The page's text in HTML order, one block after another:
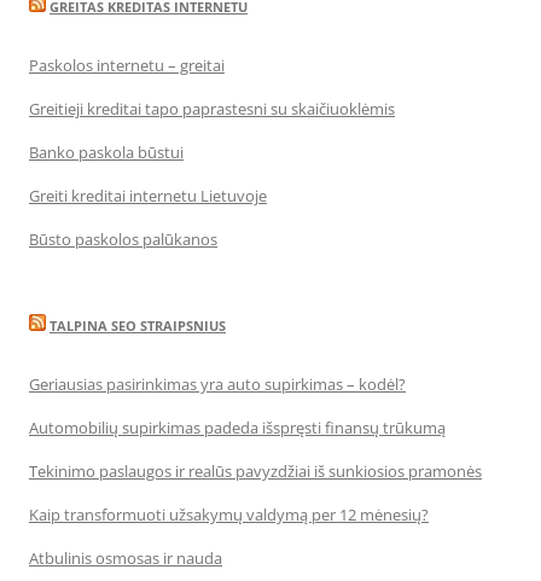
GREITAS KREDITAS INTERNETU
Paskolos internetu – greitai
Greitieji kreditai tapo paprastesni su skaičiuoklėmis
Banko paskola būstui
Greiti kreditai internetu Lietuvoje
Būsto paskolos palūkanos
TALPINA SEO STRAIPSNIUS
Geriausias pasirinkimas yra auto supirkimas – kodėl?
Automobilių supirkimas padeda išspręsti finansų trūkumą
Tekinimo paslaugos ir realūs pavyzdžiai iš sunkiosios pramonės
Kaip transformuoti užsakymų valdymą per 12 mėnesių?
Atbulinis osmosas ir nauda